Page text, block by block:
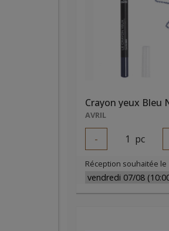
Crayon yeux Bleu
AVRIL
- 1 pc
Réception souhaitée le